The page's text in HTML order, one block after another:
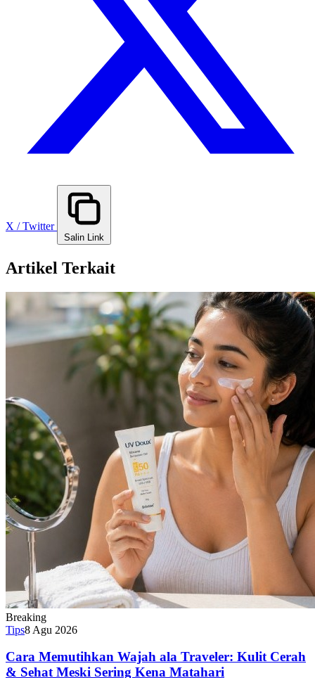
X / Twitter
Salin Link
Artikel Terkait
Breaking
Tips8 Agu 2026
Cara Memutihkan Wajah ala Traveler: Kulit Cerah
& Sehat Meski Sering Kena Matahari